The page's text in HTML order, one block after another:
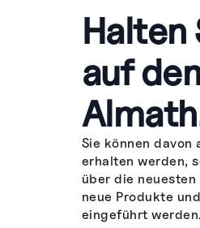
Halten
auf
Sie können davon
erhalten werden,
über die
neue Produkte
eingeführt werden.